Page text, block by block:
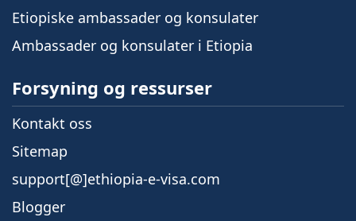
Etiopiske ambassader og konsulater
Ambassader og konsulater i Etiopia
Forsyning og ressurser
Kontakt oss
Sitemap
support[@]ethiopia-e-visa.com
Blogger